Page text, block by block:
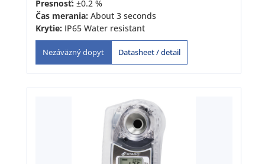
Presnosť: ±0.2 %
Čas merania: About 3 seconds
Krytie: IP65 Water resistant
Nezáväzný dopyt Datasheet / detail